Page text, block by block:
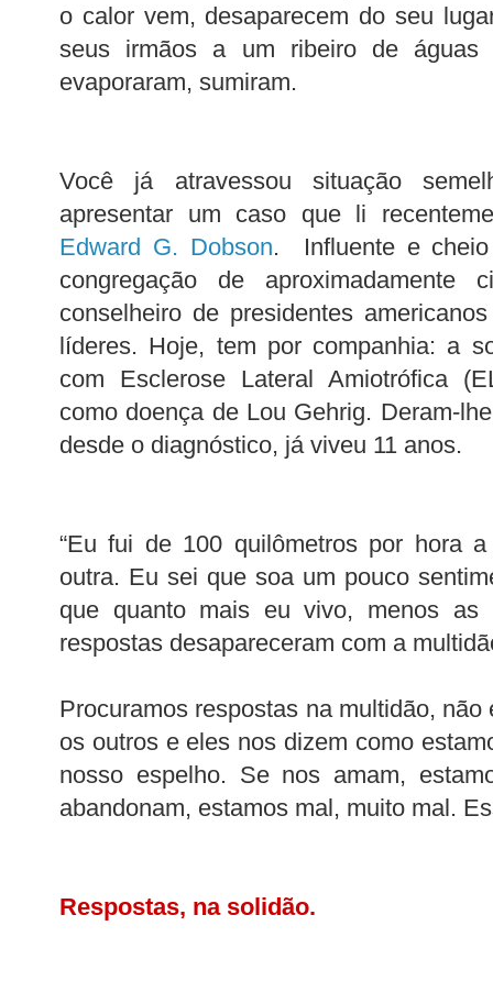
o calor vem, desaparecem do seu
seus irmãos a um ribeiro de águas
evaporaram, sumiram.
Você já atravessou situação
apresentar um caso que li
Edward G. Dobson. Influente e
congregação de aproximadamente
conselheiro de presidentes
líderes. Hoje, tem por companhia: a
com Esclerose Lateral Amiotrófica
como doença de Lou Gehrig. Deram-
desde o diagnóstico, já viveu 11 anos.
“Eu fui de 100 quilômetros por hora
outra. Eu sei que soa um pouco
que quanto mais eu vivo, menos as
respostas desapareceram com a
Procuramos respostas na multidão,
os outros e eles nos dizem como
nosso espelho. Se nos amam,
abandonam, estamos mal, muito mal.
Respostas, na solidão.